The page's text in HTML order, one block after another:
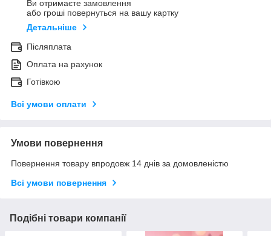
Ви отримаєте замовлення
або гроші повернуться на вашу картку
Детальніше
Післяплата
Оплата на рахунок
Готівкою
Всі умови оплати
Умови повернення
Повернення товару впродовж 14 днів за домовленістю
Всі умови повернення
Подібні товари компанії